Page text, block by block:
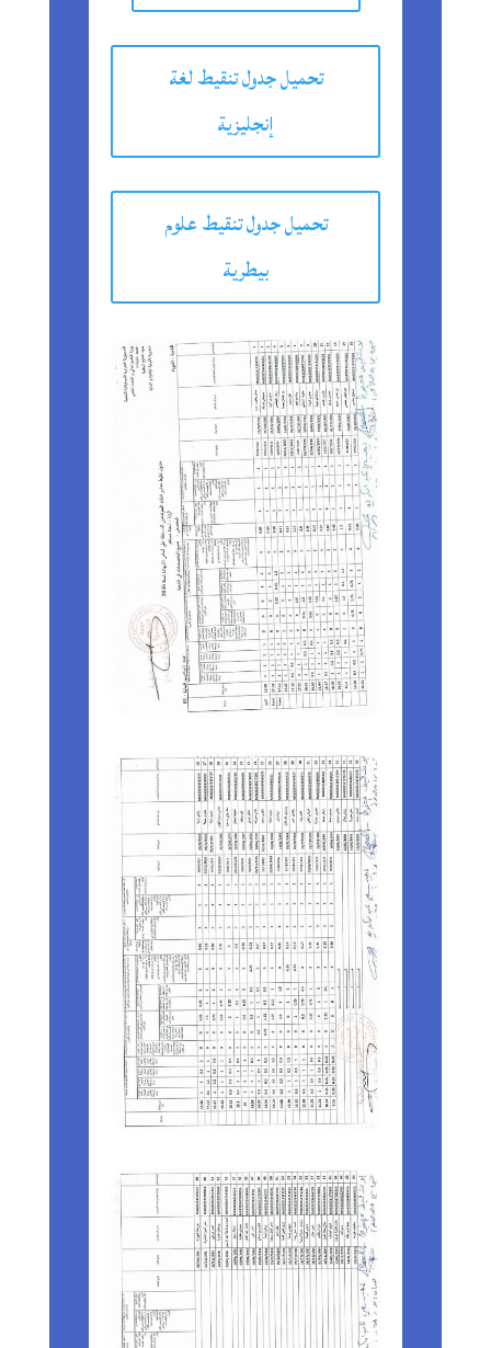
تحميل جدول تنقيط لغة
إنجليزية
تحميل جدول تنقيط علوم
بيطرية